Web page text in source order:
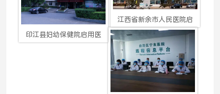
印江县妇幼保健院启用医
江西省新余市人民医院启